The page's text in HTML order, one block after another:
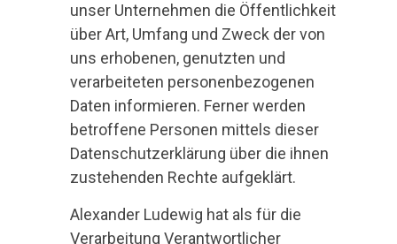
unser Unternehmen die Öffentlichkeit
über Art, Umfang und Zweck der von
uns erhobenen, genutzten und
verarbeiteten personenbezogenen
Daten informieren. Ferner werden
betroffene Personen mittels dieser
Datenschutzerklärung über die ihnen
zustehenden Rechte aufgeklärt.
Alexander Ludewig hat als für die
Verarbeitung Verantwortlicher